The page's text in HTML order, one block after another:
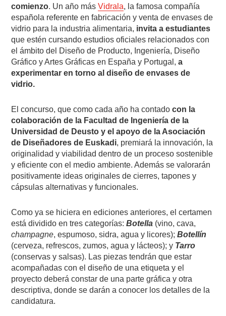
comienzo. Un año másVidrala, la famosa compañía
española referente en fabricación y venta de envases de
vidrio para la industria alimentaria, invita a estudiantes
que estén cursando estudios oficiales relacionados con
el ámbito del Diseño de Producto, Ingeniería, Diseño
Gráfico y Artes Gráficas en España y Portugal,a
experimentar en torno al diseño de envases de
vidrio.
El concurso, que como cada año ha contadocon la
colaboración de la Facultad de Ingeniería de la
Universidad de Deusto y el apoyo de la Asociación
de Diseñadores de Euskadi, premiará la innovación, la
originalidad y viabilidad dentro de un proceso sostenible
y eficiente con el medio ambiente. Además se valorarán
positivamente ideas originales de cierres, tapones y
cápsulas alternativas y funcionales.
Como ya se hiciera en ediciones anteriores, el certamen
está dividido en tres categorías:Botella (vino, cava,
champagne, espumoso, sidra, agua y licores);Botellín
(cerveza, refrescos, zumos, agua y lácteos); y Tarro
(conservas y salsas). Las piezas tendrán que estar
acompañadas con el diseño de una etiqueta y el
proyecto deberá constar de una parte gráfica y otra
descriptiva, donde se darán a conocer los detalles de la
candidatura.